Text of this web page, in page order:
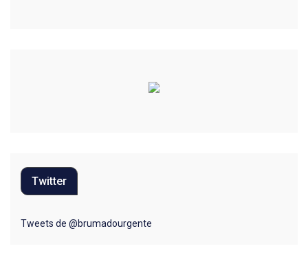
Moda
Mundo
Twitter
Tweets de @brumadourgente